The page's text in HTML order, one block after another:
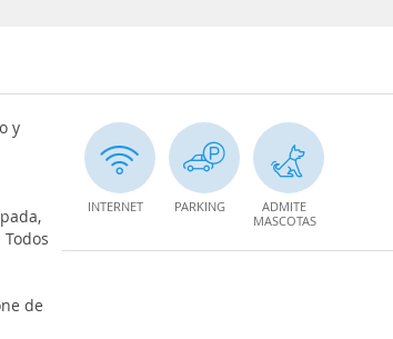
y
de
INTERNET PARKING
ADMITE
MASCOTAS